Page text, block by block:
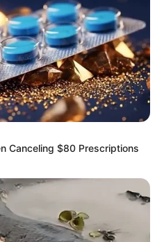
Canceling $80 Prescriptions